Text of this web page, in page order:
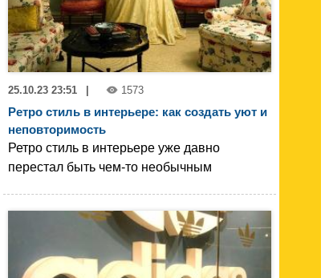
25.10.23 23:51 1573
Ретро стиль в интерьере: как создать уют и
неповторимость
Ретро стиль в интерьере уже давно
перестал быть чем-то необычным